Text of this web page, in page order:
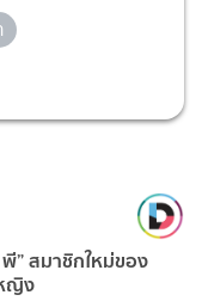
” สมาชิกใหม่ของ
ญิง